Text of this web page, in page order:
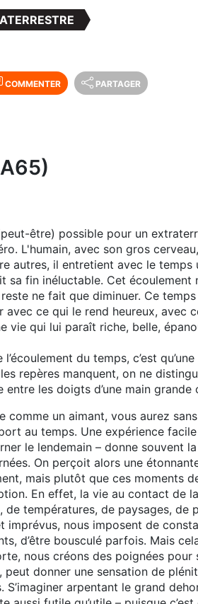
COMMENTER PARTAGER
être) possible pour un
L'humain, avec son gros
autres, il entretient avec le
sa fin inéluctable. Cet
ne fait que diminuer. Ce
avec ce qui le rend heureux, avec
vie qui lui paraît riche, belle,
du temps, c’est
repères manquent, on ne
les doigts d’une main grande
comme un aimant, vous aurez
au temps. Une expérience
le lendemain – donne souvent la
On perçoit alors une
mais plutôt que ces moments
En effet, la vie au contact de
de températures, de paysages,
imprévus, nous imposent de
d’être bousculé parfois. Mais
nous créons des poignées pour
peut donner une sensation de
arpentant le grand